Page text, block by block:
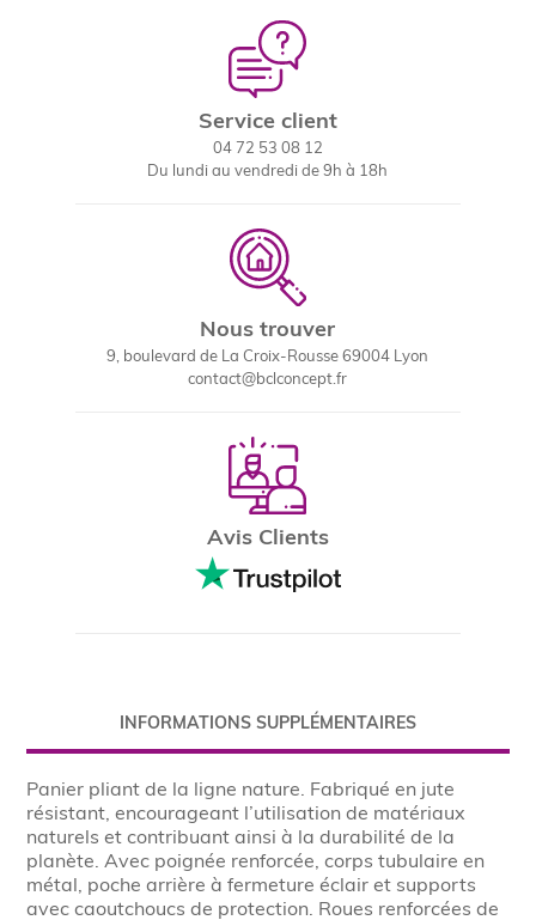
Service client
04 72 53 08 12
Du lundi au vendredi de 9h à 18h
Nous trouver
9, boulevard de La Croix-Rousse 69004 Lyon
contact@bclconcept.fr
Avis Clients
INFORMATIONS SUPPLÉMENTAIRES
Panier pliant de la ligne nature. Fabriqué en jute
résistant, encourageant l’utilisation de matériaux
naturels et contribuant ainsi à la durabilité de la
planète. Avec poignée renforcée, corps tubulaire en
métal, poche arrière à fermeture éclair et supports
avec caoutchoucs de protection. Roues renforcées de